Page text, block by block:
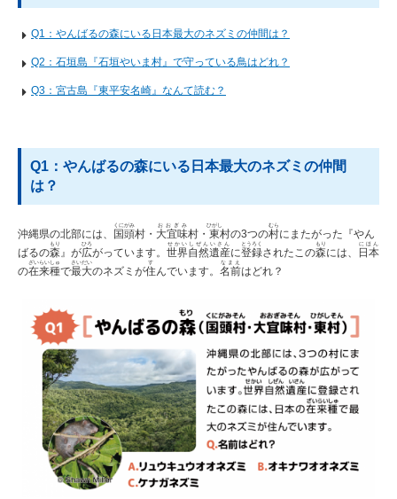
Q1：やんばるの森にいる日本最大のネズミの仲間は？
Q2：石垣島『石垣やいま村』で守っている鳥はどれ？
Q3：宮古島『東平安名崎』なんて読む？
Q1：やんばるの森にいる日本最大のネズミの仲間
は？
沖縄県の北部には、 国頭
くにがみ
村・ 大宜味
おおぎみ
村・ 東
ひがし
村の3つの村
むら
にまたがった『やん
ばるの森
もり
』が広
ひろ
がっています。 世界
せかい
自然
しぜん
遺産
いさん
に登録
とうろく
されたこの森
もり
には、 日本
にほん
の在来種
ざいらいしゅ
で最大
さいだい
のネズミが住
す
んでいます。 名前
なまえ
はどれ？